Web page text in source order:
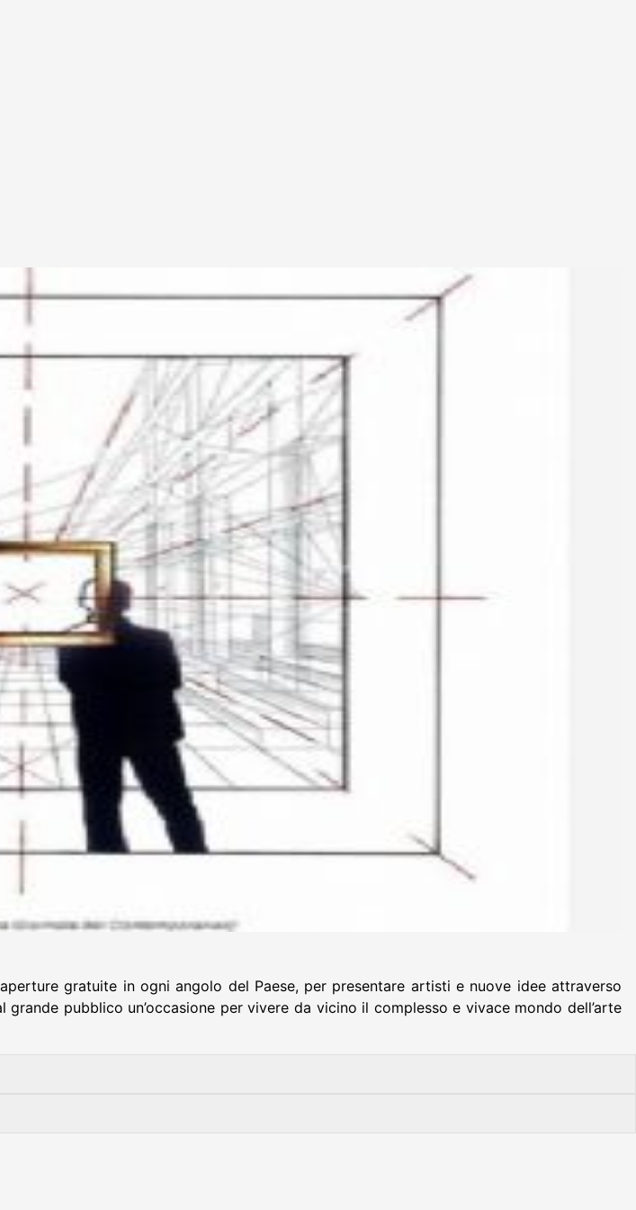
gratuite in ogni angolo del Paese, per presentare artisti e nuove idee attraverso
pubblico un’occasione per vivere da vicino il complesso e vivace mondo dell’arte